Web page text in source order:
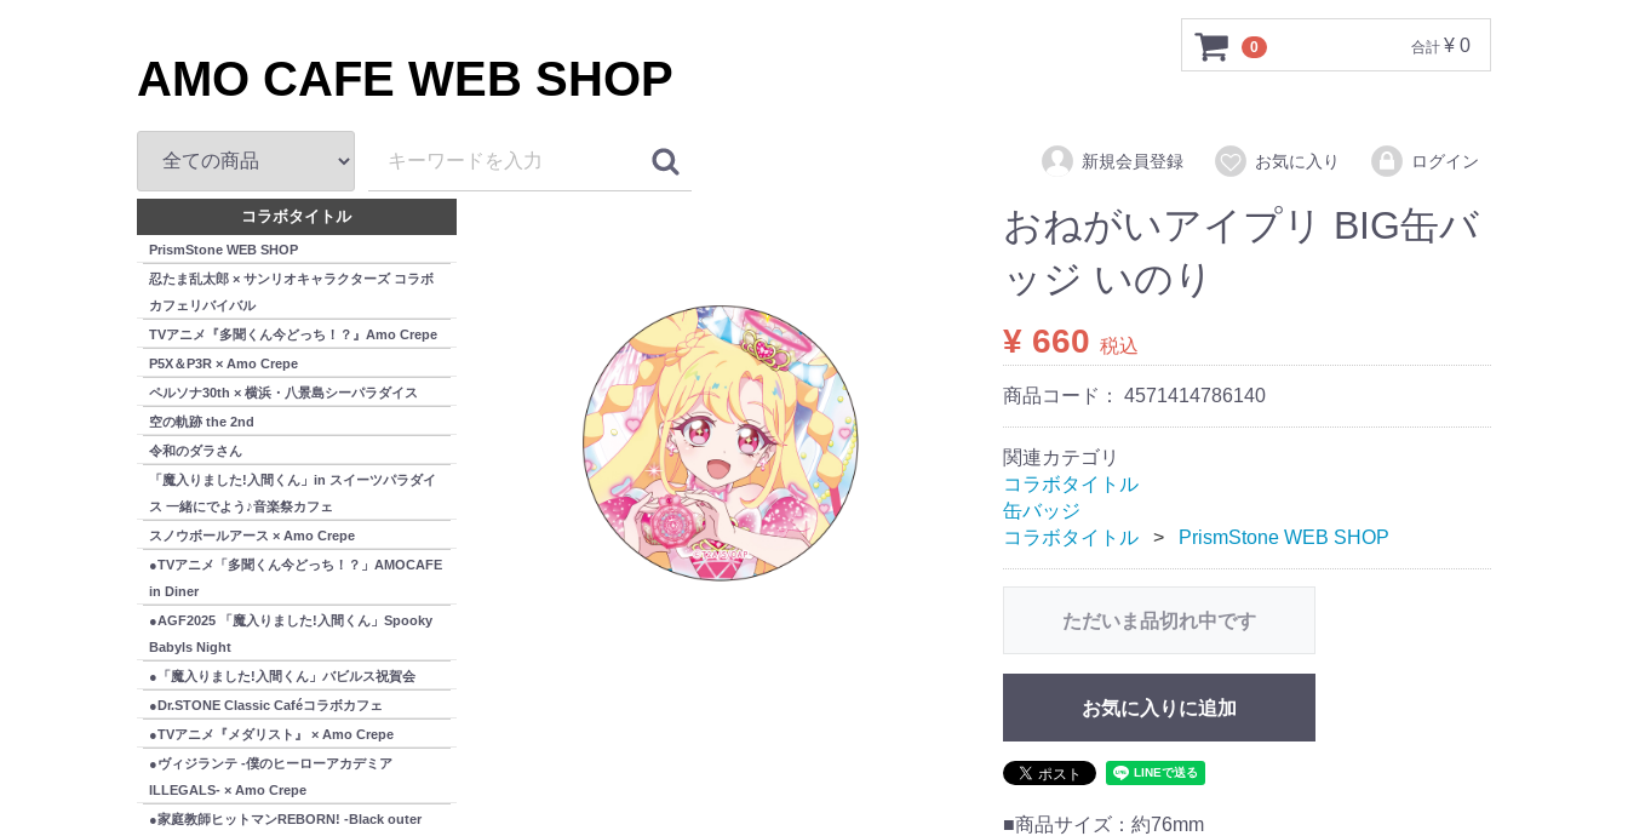
AMO CAFE WEB SHOP
0 合計 ¥ 0
新規会員登録 お気に入り ログイン
コラボタイトル
PrismStone WEB SHOP
忍たま乱太郎 × サンリオキャラクターズ コラボ
カフェリバイバル
TVアニメ『多聞くん今どっち！？』Amo Crepe
P5X＆P3R × Amo Crepe
ペルソナ30th × 横浜・八景島シーパラダイス
空の軌跡 the 2nd
令和のダラさん
「魔入りました!入間くん」in スイーツパラダイ
ス 一緒にでよう♪音楽祭カフェ
スノウボールアース × Amo Crepe
●TVアニメ「多聞くん今どっち！？」AMOCAFE
in Diner
●AGF2025 「魔入りました!入間くん」Spooky
Babyls Night
●「魔入りました!入間くん」バビルス祝賀会
●Dr.STONE Classic Caféコラボカフェ
●TVアニメ『メダリスト』 × Amo Crepe
●ヴィジランテ -僕のヒーローアカデミア
ILLEGALS- × Amo Crepe
●家庭教師ヒットマンREBORN! -Black outer
おねがいアイプリ BIG缶バ
ッジ いのり
¥ 660 税込
商品コード： 4571414786140
関連カテゴリ
コラボタイトル
缶バッジ
コラボタイトル
PrismStone WEB SHOP
ただいま品切れ中です
お気に入りに追加
■商品サイズ：約76mm